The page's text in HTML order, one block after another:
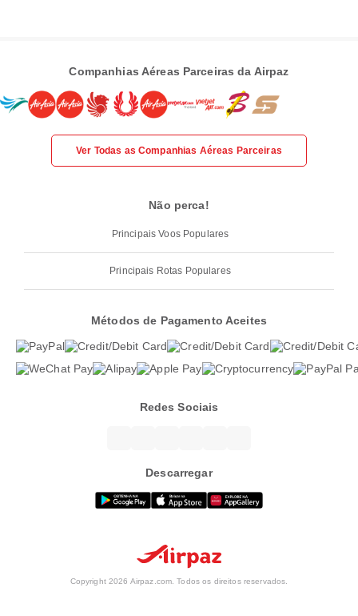
Companhias Aéreas Parceiras da Airpaz
Ver Todas as Companhias Aéreas Parceiras
Não perca!
Principais Voos Populares
Principais Rotas Populares
Métodos de Pagamento Aceites
Redes Sociais
Descarregar
Copyright 2026 Airpaz.com. Todos os direitos reservados.